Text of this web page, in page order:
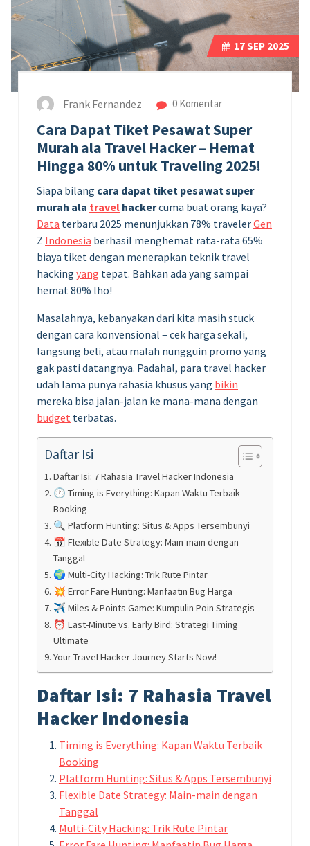
17SEP 2025
Frank Fernandez 0 Komentar
Cara Dapat Tiket Pesawat Super
Murah ala Travel Hacker – Hemat
Hingga 80% untuk Traveling 2025!
Siapa bilang cara dapat tiket pesawat super
murah ala travel hackercuma buat orang kaya?
Data terbaru 2025 menunjukkan 78% travelerGen
Z Indonesia berhasil menghemat rata-rata 65%
biaya tiket dengan menerapkan teknik travel
hacking yang tepat. Bahkan ada yang sampai
hemat 80% lho!
Masalahnya, kebanyakan dari kita masih stuck
dengan cara konvensional – cek harga sekali,
langsung beli, atau malah nungguin promo yang
gak pasti datangnya. Padahal, para travel hacker
udah lama punya rahasia khusus yang bikin
mereka bisa jalan-jalan ke mana-mana dengan
budget terbatas.
Daftar Isi
Daftar Isi: 7 Rahasia Travel Hacker Indonesia
🕐 Timing is Everything: Kapan Waktu Terbaik
Booking
🔍 Platform Hunting: Situs & Apps Tersembunyi
📅 Flexible Date Strategy: Main-main dengan
Tanggal
🌍 Multi-City Hacking: Trik Rute Pintar
💥 Error Fare Hunting: Manfaatin Bug Harga
✈️ Miles & Points Game: Kumpulin Poin Strategis
⏰ Last-Minute vs. Early Bird: Strategi Timing
Ultimate
Your Travel Hacker Journey Starts Now!
Daftar Isi: 7 Rahasia Travel
Hacker Indonesia
Timing is Everything: Kapan Waktu Terbaik
Booking
Platform Hunting: Situs & Apps Tersembunyi
Flexible Date Strategy: Main-main dengan
Tanggal
Multi-City Hacking: Trik Rute Pintar